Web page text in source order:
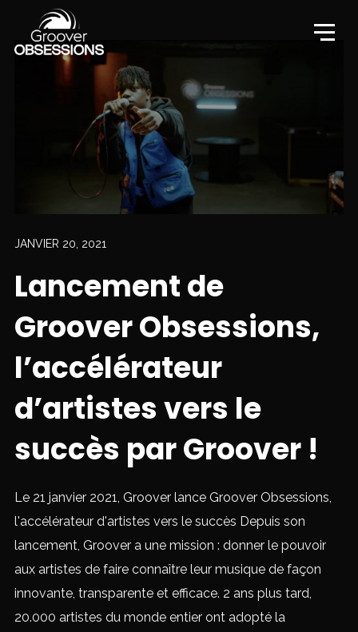
JANVIER 20, 2021
Lancement de
Groover Obsessions,
l’accélérateur
d’artistes vers le
succès par Groover !
Le 21 janvier 2021, Groover lance Groover Obsessions,
l'accélérateur d'artistes vers le succès Depuis son
lancement, Groover a une mission : donner le pouvoir
aux artistes de faire connaître leur musique de façon
innovante, transparente et efficace. 2 ans plus tard,
20.000 artistes du monde entier ont adopté la